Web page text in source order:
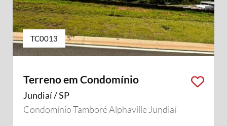
TC0013
Terreno em Condomínio
Jundiaí / SP
Condomínio Tamboré Alphaville Jundiaí